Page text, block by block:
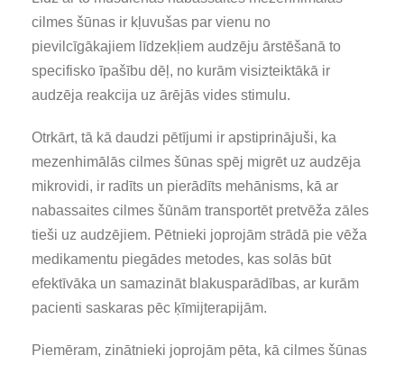
cilmes šūnas ir kļuvušas par vienu no
pievilcīgākajiem līdzekļiem audzēju ārstēšanā to
specifisko īpašību dēļ, no kurām visizteiktākā ir
audzēja reakcija uz ārējās vides stimulu.
Otrkārt, tā kā daudzi pētījumi ir apstiprinājuši, ka
mezenhimālās cilmes šūnas spēj migrēt uz audzēja
mikrovidi, ir radīts un pierādīts mehānisms, kā ar
nabassaites cilmes šūnām transportēt pretvēža zāles
tieši uz audzējiem. Pētnieki joprojām strādā pie vēža
medikamentu piegādes metodes, kas solās būt
efektīvāka un samazināt blakusparādības, ar kurām
pacienti saskaras pēc ķīmijterapijām.
Piemēram, zinātnieki joprojām pēta, kā cilmes šūnas